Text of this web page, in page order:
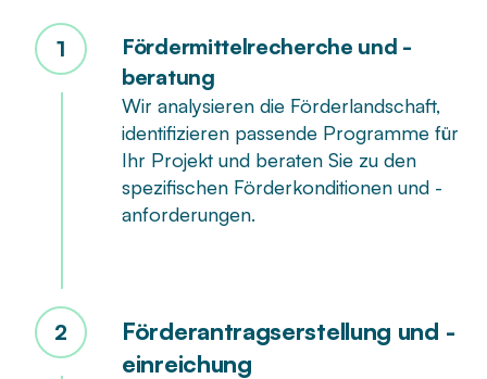
1
Fördermittelrecherche und -
beratung
Wir analysieren die Förderlandschaft,
identifizieren passende Programme für
Ihr Projekt und beraten Sie zu den
spezifischen Förderkonditionen und -
anforderungen.
2
Förderantragserstellung und -
einreichung